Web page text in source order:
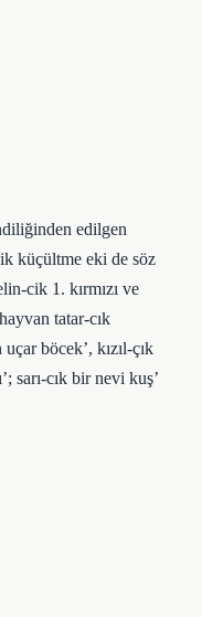
edilgen
küçültme eki de söz
cik 1. kırmızı ve
tatar-cık
böcek’, kızıl-çık
sarı-cık bir nevi kuş’